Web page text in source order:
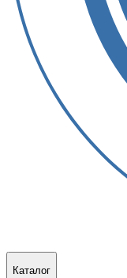
Каталог